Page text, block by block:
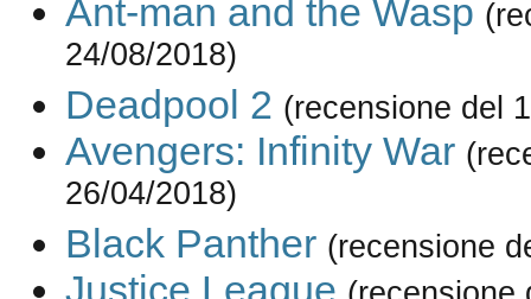
Ant-man and the Wasp
24/08/2018)
Deadpool 2 (recensione del
Avengers: Infinity War
26/04/2018)
Black Panther (recensione
Justice League